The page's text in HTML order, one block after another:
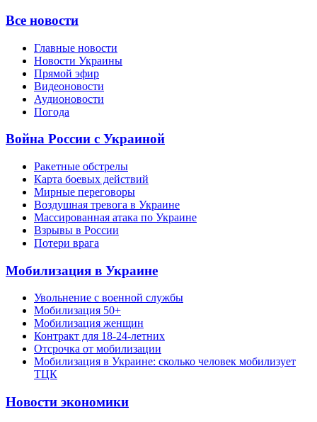
Все новости
Главные новости
Новости Украины
Прямой эфир
Видеоновости
Аудионовости
Погода
Война России с Украиной
Ракетные обстрелы
Карта боевых действий
Мирные переговоры
Воздушная тревога в Украине
Массированная атака по Украине
Взрывы в России
Потери врага
Мобилизация в Украине
Увольнение с военной службы
Мобилизация 50+
Мобилизация женщин
Контракт для 18-24-летних
Отсрочка от мобилизации
Мобилизация в Украине: сколько человек мобилизует
ТЦК
Новости экономики